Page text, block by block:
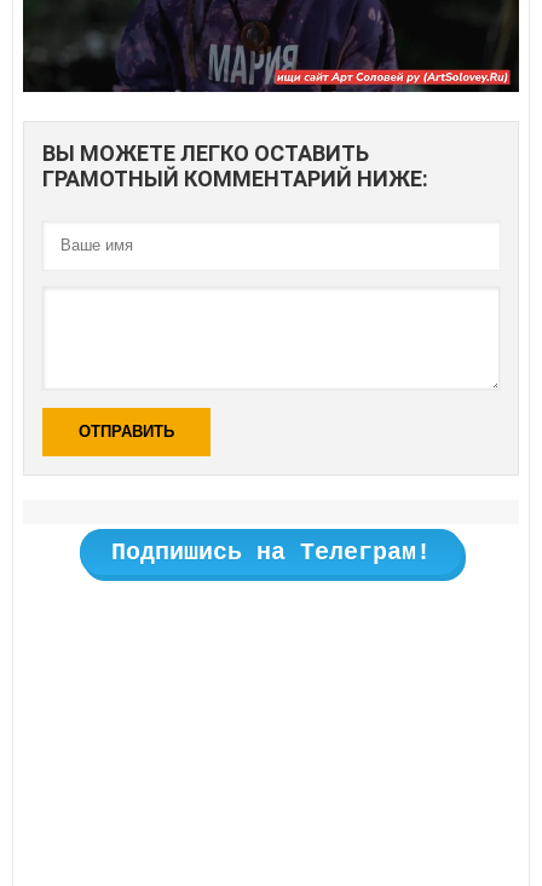
ВЫ МОЖЕТЕ ЛЕГКО ОСТАВИТЬ
ГРАМОТНЫЙ КОММЕНТАРИЙ НИЖЕ:
ОТПРАВИТЬ
Подпишись на Телеграм!